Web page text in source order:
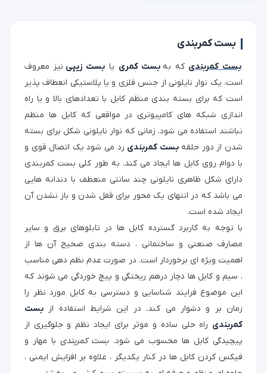
بست کمربندی
بست کمربندی که به بست کمری یابست زیپی نیز معروف
است، یک نوار نایلونی از جنس فلزی و یا پلاستیکی انعطاف پذیر
است که برای بسته بندی منظم کابل با تعدادهای بالا و یا راه
اندازی شبکه های کامپیوتری در مواقعی که کابل ها منظم
نباشند استفاده می شود. زمانی که نوار نایلونی شکل برای بسته
شدن از دور حلقهبست کمربندی رد می شود یک اتصال قوی و
با دوام روی کابل ها ایجاد می کند. به طور کلی بست کمربندی
دارای شکل ظاهری نایلونی چند سانتی منعطف با دندانه هایی
می باشد که در انتهای یک محور برای قفل شدن و باز نشدن آن
ایجاد شده است.
با توجه به کاربرد گسترده کابل ها در تابلوهای برق و سایر
مصارف صنعتی و ساختمانی ، دسته بندی صحیح آن ها از
اهمیت ویژه ای برخوردار است. در صورت عدم نظم دهی مناسب
، سیم و کابل ها دچار درهم ریختگی و پیچ خوردگی می شوند که
این موضوع فرایند شناسایی و دسترسی به کابل مورد نظر را
زمان بر و دشوار می کند. در این شرایط استفاده از بست
کمربندی راه حلی ساده و موثر برای ایجاد نظم و جلوگیری از
پیچیدگی کابل ها محسوب می شود.بست کمربندیبا مهار و
فیکس کردن کابل ها در کنار یکدیگر ، علاوه بر افزایش ایمنی ،